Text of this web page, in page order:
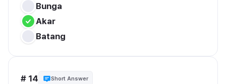
Bunga
Akar
Batang
# 14 Short Answer